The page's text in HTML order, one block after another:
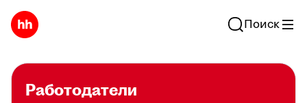
Поиск
Работодатели